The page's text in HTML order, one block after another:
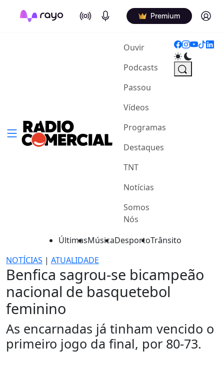
On Air Podcasts Premium Log in
Ouvir(current)
Podcasts
Passou
Vídeos
Programas
Destaques
TNT
Notícias
Somos
Nós
ÚltimasMúsicaDesportoTrânsito
NOTÍCIAS | ATUALIDADE
Benfica sagrou-se bicampeão
nacional de basquetebol
feminino
As encarnadas já tinham vencido o
primeiro jogo da final, por 80-73.